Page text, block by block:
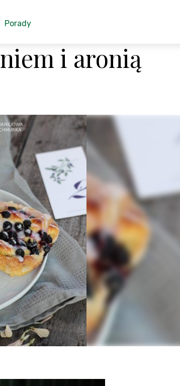
Porady
i aronią